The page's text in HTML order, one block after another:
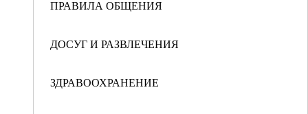
ПРАВИЛА ОБЩЕНИЯ
ДОСУГ И РАЗВЛЕЧЕНИЯ
ЗДРАВООХРАНЕНИЕ